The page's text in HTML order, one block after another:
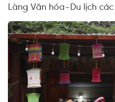
Làng Văn hóa–Du lịch